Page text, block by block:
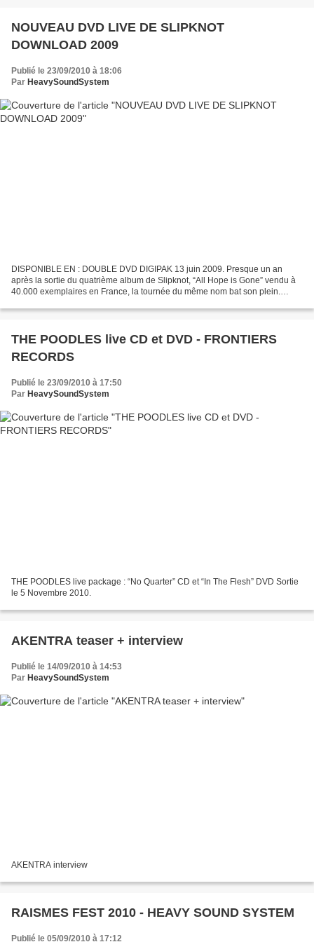
NOUVEAU DVD LIVE DE SLIPKNOT
DOWNLOAD 2009
Publié le 23/09/2010 à 18:06
Par HeavySoundSystem
DISPONIBLE EN : DOUBLE DVD DIGIPAK 13 juin 2009. Presque un an
après la sortie du quatrième album de Slipknot, “All Hope is Gone” vendu à
40.000 exemplaires en France, la tournée du même nom bat son plein.
THE POODLES live CD et DVD - FRONTIERS
RECORDS
Publié le 23/09/2010 à 17:50
Par HeavySoundSystem
THE POODLES live package : “No Quarter” CD et “In The Flesh” DVD Sortie
le 5 Novembre 2010.
AKENTRA teaser + interview
Publié le 14/09/2010 à 14:53
Par HeavySoundSystem
AKENTRA interview
RAISMES FEST 2010 - HEAVY SOUND SYSTEM
Publié le 05/09/2010 à 17:12